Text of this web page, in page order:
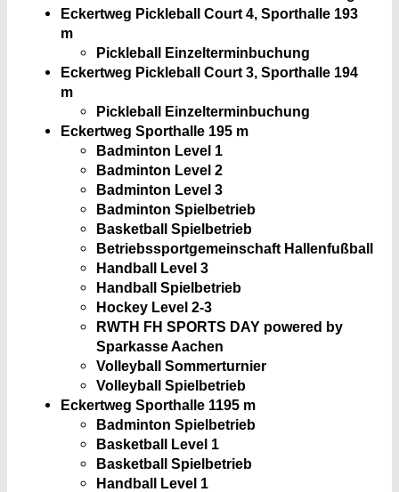
Eckertweg Pickleball Court 4, Sporthalle 193
m
Pickleball Einzelterminbuchung
Eckertweg Pickleball Court 3, Sporthalle 194
m
Pickleball Einzelterminbuchung
Eckertweg Sporthalle 195 m
Badminton Level 1
Badminton Level 2
Badminton Level 3
Badminton Spielbetrieb
Basketball Spielbetrieb
Betriebssportgemeinschaft Hallenfußball
Handball Level 3
Handball Spielbetrieb
Hockey Level 2-3
RWTH FH SPORTS DAY powered by
Sparkasse Aachen
Volleyball Sommerturnier
Volleyball Spielbetrieb
Eckertweg Sporthalle 1195 m
Badminton Spielbetrieb
Basketball Level 1
Basketball Spielbetrieb
Handball Level 1